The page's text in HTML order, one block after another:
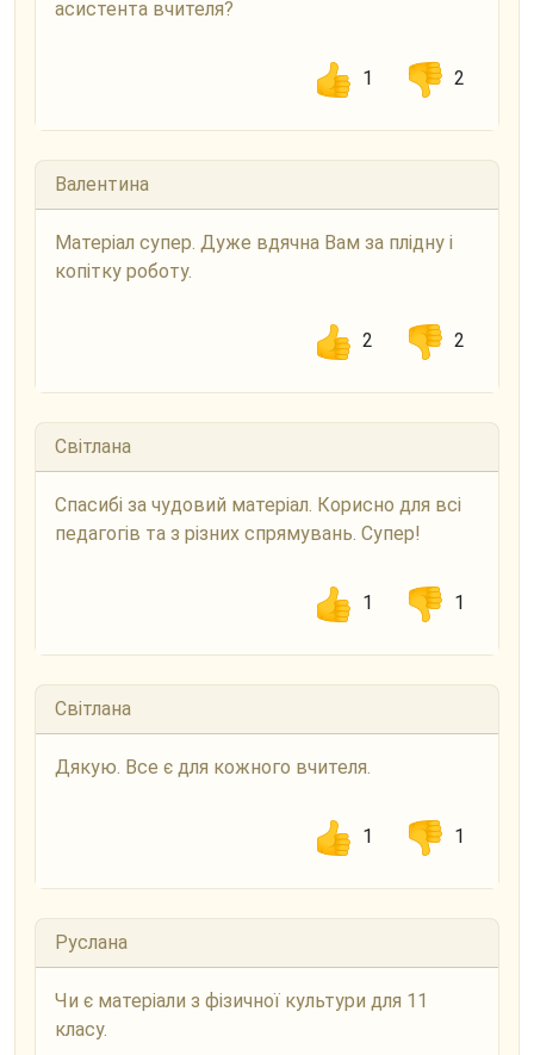
асистента вчителя?
1 2
Валентина
Матеріал супер. Дуже вдячна Вам за плідну і
копітку роботу.
2 2
Світлана
Спасибі за чудовий матеріал. Корисно для всі
педагогів та з різних спрямувань. Супер!
1 1
Світлана
Дякую. Все є для кожного вчителя.
1 1
Руслана
Чи є матеріали з фізичної культури для 11
класу.